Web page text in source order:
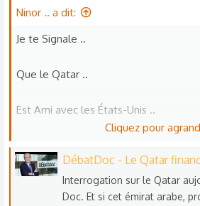
Ninor .. a dit:
Je te Signale ..
Que le Qatar ..
Est Ami avec les États-Unis ..
Les États-Unis s'apprêtent à Frapper
Cliquez pour
DébatDoc - Le Qatar
Interrogation sur le Qatar
Doc. Et si cet émirat arabe,